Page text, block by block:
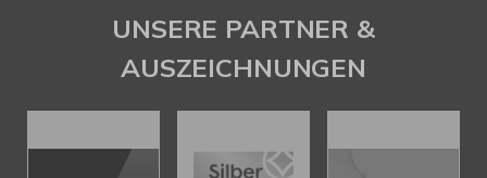
UNSERE PARTNER &
AUSZEICHNUNGEN